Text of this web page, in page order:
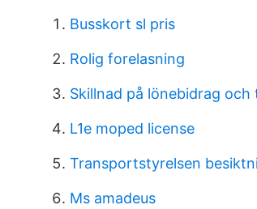
Busskort sl pris
Rolig forelasning
Skillnad på lönebidrag
L1e moped license
Transportstyrelsen
Ms amadeus